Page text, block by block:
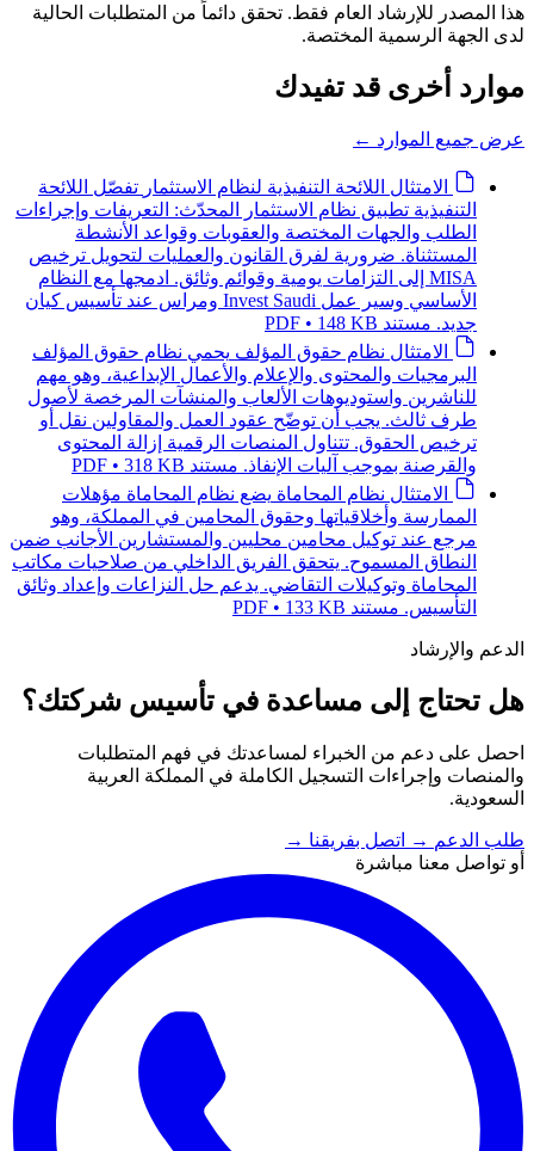
هذا المصدر للإرشاد العام فقط. تحقق دائماً من المتطلبات الحالية
لدى الجهة الرسمية المختصة.
موارد أخرى قد تفيدك
عرض جميع الموارد ←
الامتثال اللائحة التنفيذية لنظام الاستثمار تفصّل اللائحة
التنفيذية تطبيق نظام الاستثمار المحدّث: التعريفات وإجراءات
الطلب والجهات المختصة والعقوبات وقواعد الأنشطة
المستثناة. ضرورية لفرق القانون والعمليات لتحويل ترخيص
MISA إلى التزامات يومية وقوائم وثائق. ادمجها مع النظام
الأساسي وسير عمل Invest Saudi ومراس عند تأسيس كيان
جديد. مستند PDF • 148 KB
الامتثال نظام حقوق المؤلف يحمي نظام حقوق المؤلف
البرمجيات والمحتوى والإعلام والأعمال الإبداعية، وهو مهم
للناشرين واستوديوهات الألعاب والمنشآت المرخصة لأصول
طرف ثالث. يجب أن توضّح عقود العمل والمقاولين نقل أو
ترخيص الحقوق. تتناول المنصات الرقمية إزالة المحتوى
والقرصنة بموجب آليات الإنفاذ. مستند PDF • 318 KB
الامتثال نظام المحاماة يضع نظام المحاماة مؤهلات
الممارسة وأخلاقياتها وحقوق المحامين في المملكة، وهو
مرجع عند توكيل محامين محليين والمستشارين الأجانب ضمن
النطاق المسموح. يتحقق الفريق الداخلي من صلاحيات مكاتب
المحاماة وتوكيلات التقاضي. يدعم حل النزاعات وإعداد وثائق
التأسيس. مستند PDF • 133 KB
الدعم والإرشاد
هل تحتاج إلى مساعدة في تأسيس شركتك؟
احصل على دعم من الخبراء لمساعدتك في فهم المتطلبات
والمنصات وإجراءات التسجيل الكاملة في المملكة العربية
السعودية.
طلب الدعم → اتصل بفريقنا →
أو تواصل معنا مباشرة